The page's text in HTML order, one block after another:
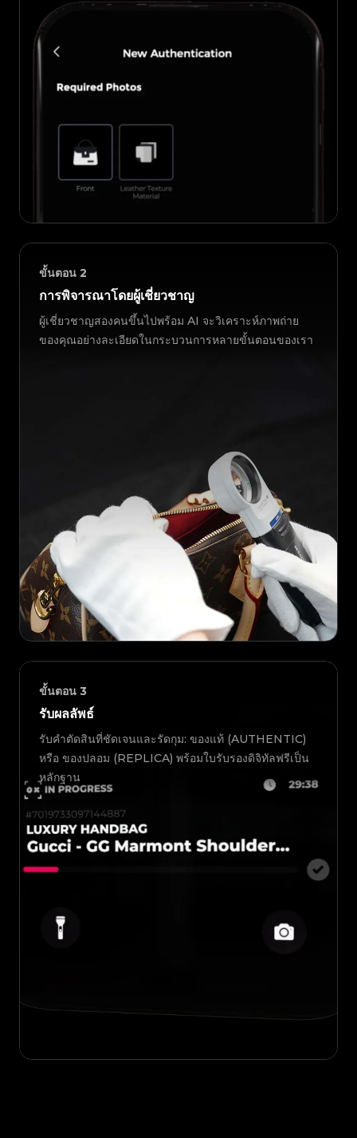
ขั้นตอน 2
การพิจารณาโดยผู้เชี่ยวชาญ
ผู้เชี่ยวชาญสองคนขึ้นไปพร้อม AI จะวิเคราะห์ภาพถ่าย
ของคุณอย่างละเอียดในกระบวนการหลายขั้นตอนของเรา
ขั้นตอน 3
รับผลลัพธ์
รับคำตัดสินที่ชัดเจนและรัดกุม: ของแท้ (AUTHENTIC)
หรือ ของปลอม (REPLICA) พร้อมใบรับรองดิจิทัลฟรีเป็น
หลักฐาน